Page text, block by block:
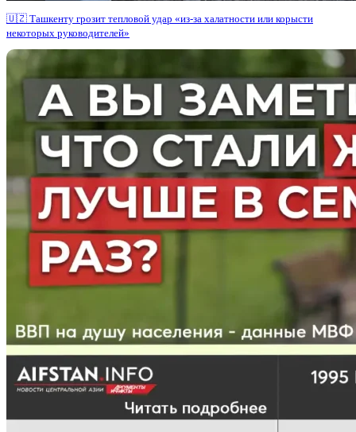
🇺🇿 Ташкенту грозит тепловой удар «из-за халатности или корысти
некоторых руководителей»